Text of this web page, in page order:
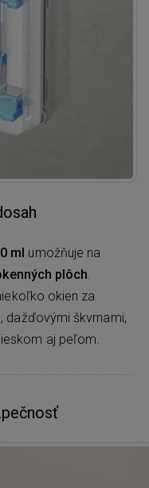
ml umožňuje na
plôch.
okien za
dažďovými škvrnami,
aj peľom.